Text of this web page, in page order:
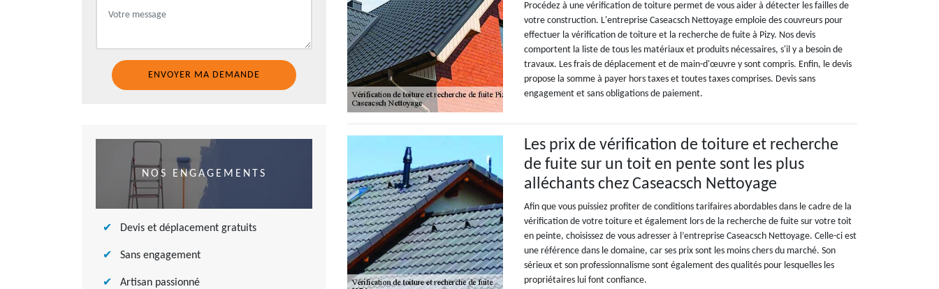
NOS ENGAGEMENTS
Devis et déplacement gratuits
Sans engagement
Artisan passionné
Procédez à une vérification de toiture permet de vous aider à détecter les failles de
votre construction. L'entreprise Caseacsch Nettoyage emploie des couvreurs pour
effectuer la vérification de toiture et la recherche de fuite à Pizy. Nos devis
comportent la liste de tous les matériaux et produits nécessaires, s'il y a besoin de
travaux. Les frais de déplacement et de main-d'œuvre y sont compris. Enfin, le devis
propose la somme à payer hors taxes et toutes taxes comprises. Devis sans
engagement et sans obligations de paiement.
Les prix de vérification de toiture et recherche
de fuite sur un toit en pente sont les plus
alléchants chez Caseacsch Nettoyage
Afin que vous puissiez profiter de conditions tarifaires abordables dans le cadre de la
vérification de votre toiture et également lors de la recherche de fuite sur votre toit
en peinte, choisissez de vous adresser à l’entreprise Caseacsch Nettoyage. Celle-ci est
une référence dans le domaine, car ses prix sont les moins chers du marché. Son
sérieux et son professionnalisme sont également des qualités pour lesquelles les
propriétaires lui font confiance.